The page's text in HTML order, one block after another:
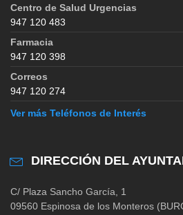
Centro de Salud Urgencias
947 120 483
Farmacia
947 120 398
Correos
947 120 274
Ver más Teléfonos de Interés
DIRECCIÓN DEL
C/ Plaza Sancho García, 1
09560 Espinosa de los Monteros